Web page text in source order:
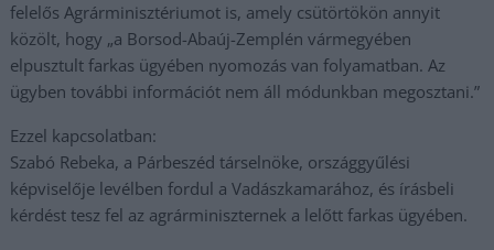
felelős Agrárminisztériumot is, amely csütörtökön annyit
közölt, hogy „a Borsod-Abaúj-Zemplén vármegyében
elpusztult farkas ügyében nyomozás van folyamatban. Az
ügyben további információt nem áll módunkban megosztani.”
Ezzel kapcsolatban:
Szabó Rebeka, a Párbeszéd társelnöke, országgyűlési
képviselője levélben fordul a Vadászkamarához, és írásbeli
kérdést tesz fel az agrárminiszternek a lelőtt farkas ügyében.